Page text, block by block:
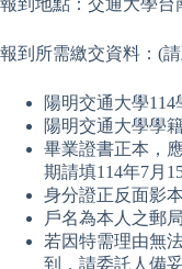
報到地點：交通大學
報到所需繳交資料：(
陽明交通大學114
陽明交通大學學
畢業證書正本，
期請填114年7月15
身分證正反面影
戶名為本人之郵
若因特需理由無
到，請委託人備